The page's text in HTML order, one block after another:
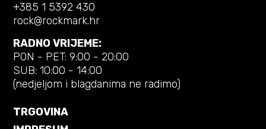
+385 1 5392 430
rock@rockmark.hr
RADNO VRIJEME:
PON - PET: 9:00 - 20:00
SUB: 10:00 - 14:00
(nedjeljom i blagdanima ne radimo)
TRGOVINA